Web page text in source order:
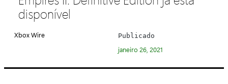
g
a
disponível
Xbox Wire Publicado
janeiro 26, 2021